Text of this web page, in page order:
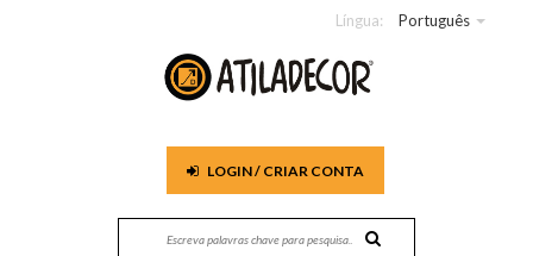
Língua: Português
LOGIN / CRIAR CONTA